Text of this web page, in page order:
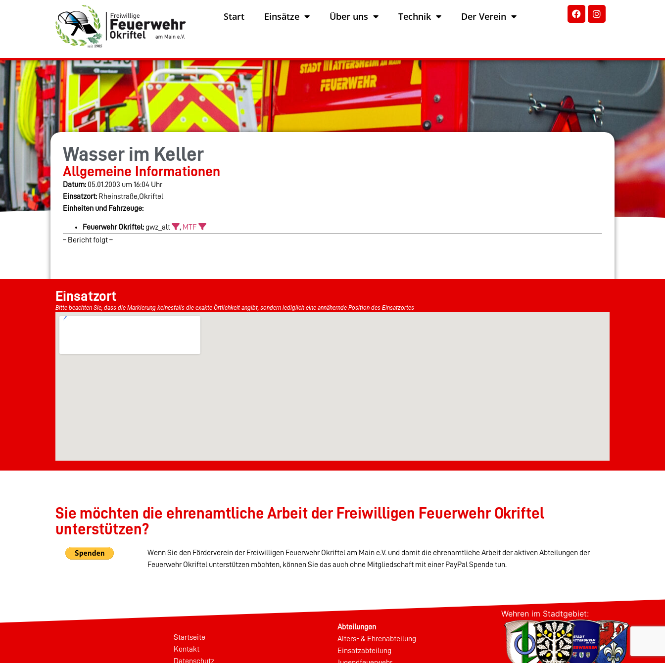
Start Einsätze Über uns Technik Der Verein
Wasser im Keller
Allgemeine Informationen
Datum: 05.01.2003 um 16:04 Uhr
Einsatzort: Rheinstraße,Okriftel
Einheiten und Fahrzeuge:
Feuerwehr Okriftel: gwz_alt , MTF
– Bericht folgt –
Einsatzort
Bitte beachten Sie, dass die Markierung keinesfalls die exakte Örtlichkeit angibt, sondern lediglich eine annähernde Position des Einsatzortes
Sie möchten die ehrenamtliche Arbeit der Freiwilligen Feuerwehr Okriftel
unterstützen?
Wenn Sie den Förderverein der Freiwilligen Feuerwehr Okriftel am Main e.V. und damit die ehrenamtliche Arbeit der aktiven Abteilungen der
Feuerwehr Okriftel unterstützen möchten, können Sie das auch ohne Mitgliedschaft mit einer PayPal Spende tun.
Startseite
Kontakt
Datenschutz
Abteilungen
Alters- & Ehrenabteilung
Einsatzabteilung
Jugendfeuerwehr
Wehren im Stadtgebiet: